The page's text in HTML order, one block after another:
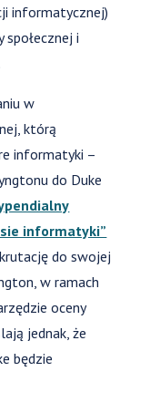
informatycznej)
społecznej i
w
którą
informatyki –
do Duke
informatyki”
do swojej
w ramach
oceny
jednak, że
będzie